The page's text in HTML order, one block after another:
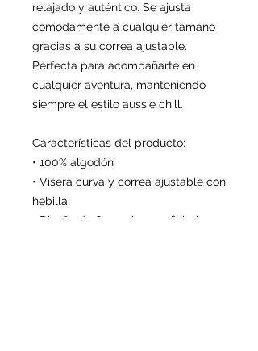
relajado y auténtico. Se ajusta
cómodamente a cualquier tamaño
gracias a su correa ajustable.
Perfecta para acompañarte en
cualquier aventura, manteniendo
siempre el estilo aussie chill.
Características del producto:
• 100% algodón
• Visera curva y correa ajustable con
hebilla
• Diseño de 6 paneles, perfil bajo